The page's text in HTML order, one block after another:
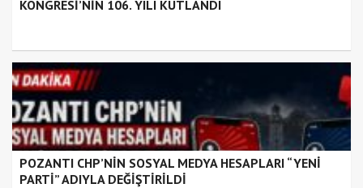
KONGRESİ’NİN 106. YILI KUTLANDI
POZANTI CHP’NİN SOSYAL MEDYA HESAPLARI “YENİ
PARTİ” ADIYLA DEĞİŞTİRİLDİ